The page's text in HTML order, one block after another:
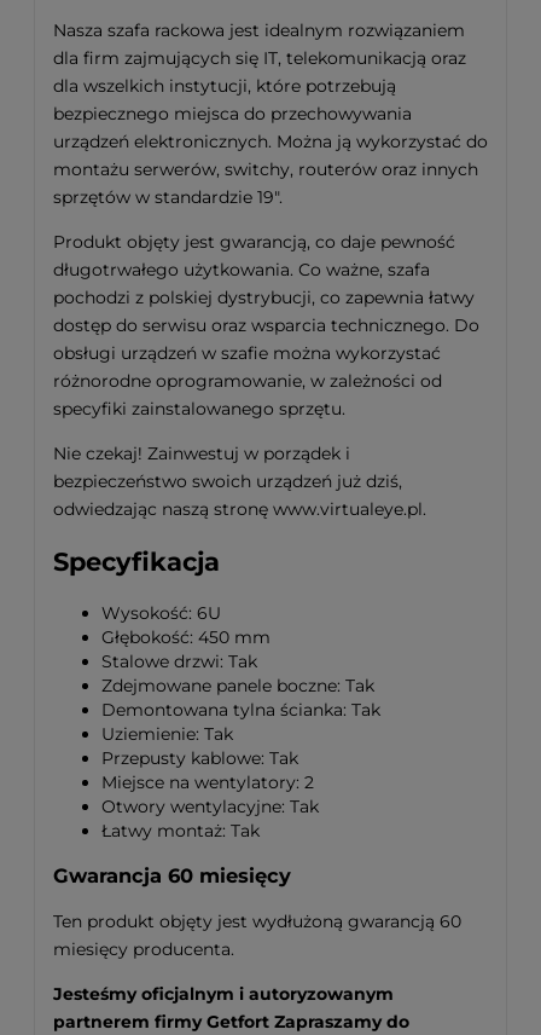
Nasza szafa rackowa jest idealnym rozwiązaniem
dla firm zajmujących się IT, telekomunikacją oraz
dla wszelkich instytucji, które potrzebują
bezpiecznego miejsca do przechowywania
urządzeń elektronicznych. Można ją wykorzystać do
montażu serwerów, switchy, routerów oraz innych
sprzętów w standardzie 19".
Produkt objęty jest gwarancją, co daje pewność
długotrwałego użytkowania. Co ważne, szafa
pochodzi z polskiej dystrybucji, co zapewnia łatwy
dostęp do serwisu oraz wsparcia technicznego. Do
obsługi urządzeń w szafie można wykorzystać
różnorodne oprogramowanie, w zależności od
specyfiki zainstalowanego sprzętu.
Nie czekaj! Zainwestuj w porządek i
bezpieczeństwo swoich urządzeń już dziś,
odwiedzając naszą stronę www.virtualeye.pl.
Specyfikacja
Wysokość: 6U
Głębokość: 450 mm
Stalowe drzwi: Tak
Zdejmowane panele boczne: Tak
Demontowana tylna ścianka: Tak
Uziemienie: Tak
Przepusty kablowe: Tak
Miejsce na wentylatory: 2
Otwory wentylacyjne: Tak
Łatwy montaż: Tak
Gwarancja 60 miesięcy
Ten produkt objęty jest wydłużoną gwarancją 60
miesięcy producenta.
Jesteśmy oficjalnym i autoryzowanym
partnerem firmy Getfort Zapraszamy do